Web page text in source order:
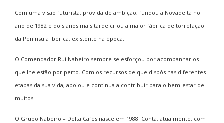
Com uma visão futurista, provida de ambição, fundou a Novadelta no
ano de 1982 e dois anos mais tarde criou a maior fábrica de torrefação
da Península Ibérica, existente na época.
O Comendador Rui Nabeiro sempre se esforçou por acompanhar os
que lhe estão por perto. Com os recursos de que dispôs nas diferentes
etapas da sua vida, apoiou e continua a contribuir para o bem-estar de
muitos.
O Grupo Nabeiro – Delta Cafés nasce em 1988. Conta, atualmente, com